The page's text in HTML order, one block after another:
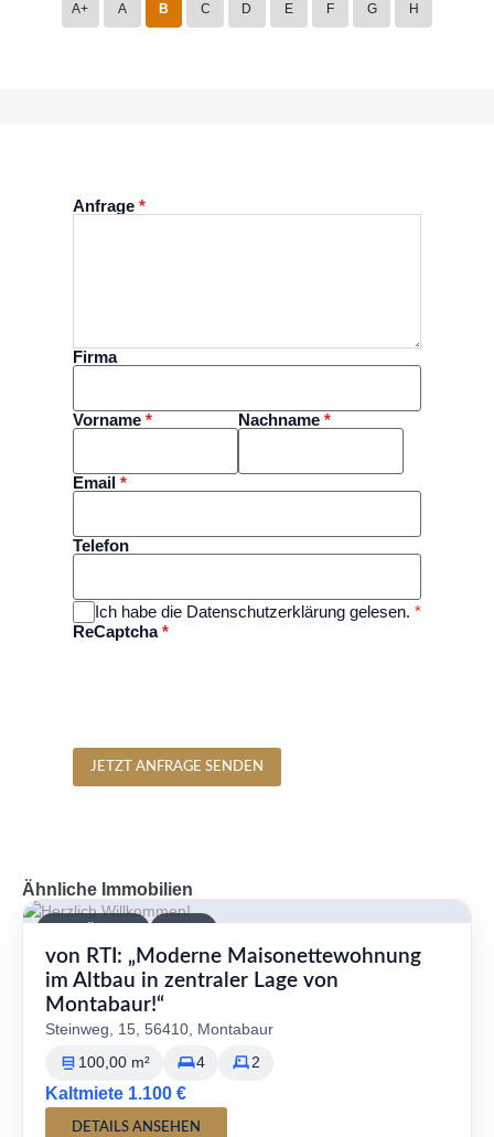
A+ A B C D E F G H
Anfrage *
Firma
Vorname * Nachname *
Email *
Telefon
Ich habe die Datenschutzerklärung gelesen. *
ReCaptcha *
JETZT ANFRAGE SENDEN
Ähnliche Immobilien
von RTI: „Moderne Maisonettewohnung
im Altbau in zentraler Lage von
Montabaur!“
Steinweg, 15, 56410, Montabaur
100,00 m² 4 2
Kaltmiete 1.100 €
DETAILS ANSEHEN